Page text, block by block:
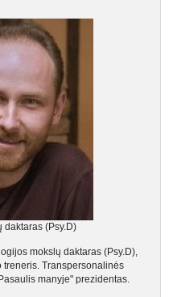
daktaras (Psy.D)
mokslų daktaras (Psy.D),
Transpersonalinės
manyje" prezidentas.